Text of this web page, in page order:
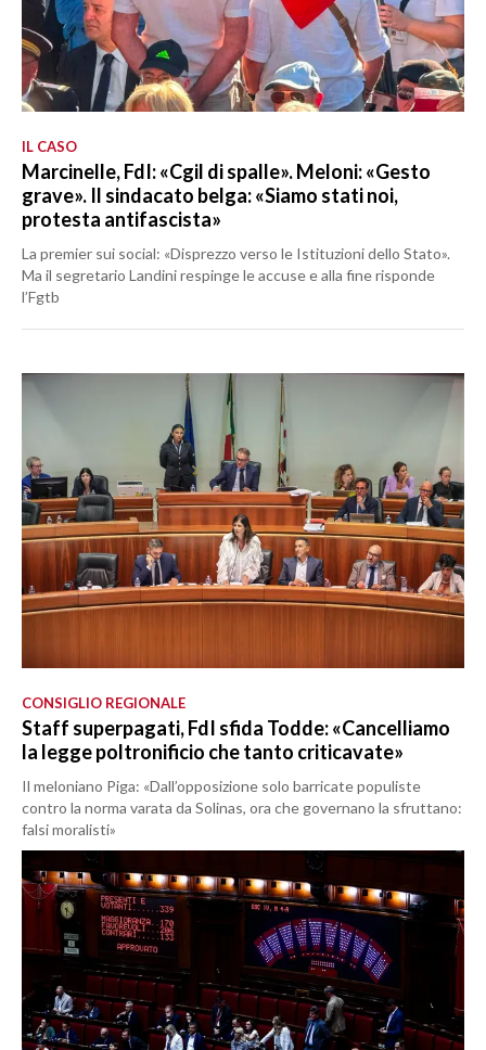
IL CASO
Marcinelle, FdI: «Cgil di spalle». Meloni: «Gesto
grave». Il sindacato belga: «Siamo stati noi,
protesta antifascista»
La premier sui social: «Disprezzo verso le Istituzioni dello Stato».
Ma il segretario Landini respinge le accuse e alla fine risponde
l’Fgtb
CONSIGLIO REGIONALE
Staff superpagati, FdI sfida Todde: «Cancelliamo
la legge poltronificio che tanto criticavate»
Il meloniano Piga: «Dall’opposizione solo barricate populiste
contro la norma varata da Solinas, ora che governano la sfruttano:
falsi moralisti»